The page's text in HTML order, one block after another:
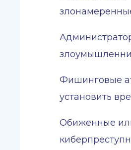
Фишинговые
установить
Обиженные